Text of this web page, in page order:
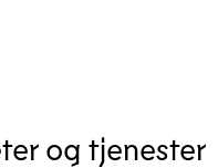
og tjenester